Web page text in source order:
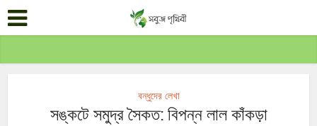
বন্ধুদের লেখা
সঙ্কটে সমুদ্র সৈকত: বিপন্ন লাল কাঁকড়া